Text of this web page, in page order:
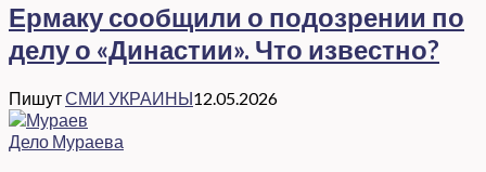
Ермаку сообщили о подозрении по
делу о «Династии». Что известно?
ПишутСМИ УКРАИНЫ12.05.2026
Дело Мураева